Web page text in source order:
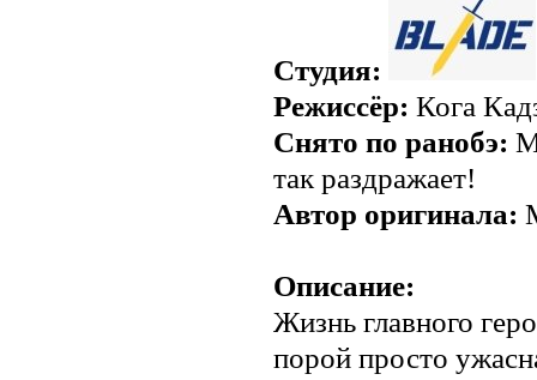
Студия:
Режиссёр: Кога
Снято по ранобэ:
так раздражает!
Автор оригинала:
Описание:
Жизнь главного
порой просто